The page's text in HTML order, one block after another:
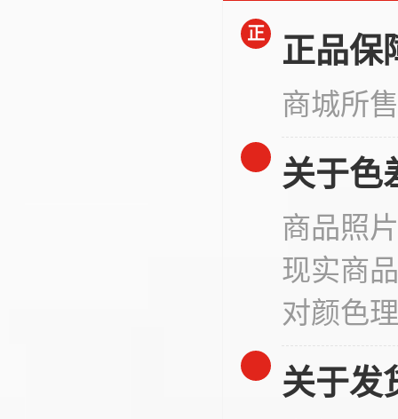
正 正品保
商城所
关于色
商品照
现实商
对颜色
关于发